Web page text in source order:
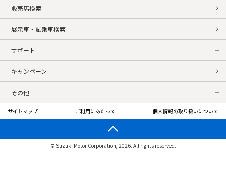
販売店検索
展示車・試乗車検索
サポート
キャンペーン
その他
サイトマップ ご利用にあたって 個人情報の取り扱いについて
© Suzuki Motor Corporation, 2026. All rights reserved.